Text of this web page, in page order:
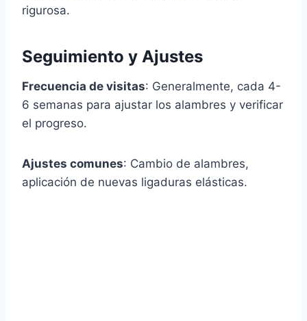
rigurosa.
Seguimiento y Ajustes
Frecuencia de visitas: Generalmente, cada 4-
6 semanas para ajustar los alambres y verificar
el progreso.
Ajustes comunes: Cambio de alambres,
aplicación de nuevas ligaduras elásticas.